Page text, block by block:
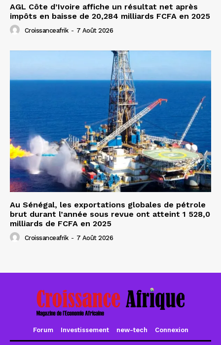
AGL Côte d’Ivoire affiche un résultat net après
impôts en baisse de 20,284 milliards FCFA en 2025
Croissanceafrik - 7 Août 2026
Au Sénégal, les exportations globales de pétrole
brut durant l’année sous revue ont atteint 1 528,0
milliards de FCFA en 2025
Croissanceafrik - 7 Août 2026
Forum Investissement new-tech Connexion